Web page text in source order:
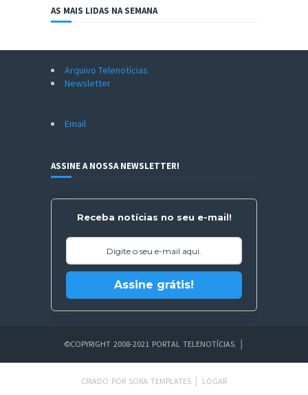
AS MAIS LIDAS NA SEMANA
Arquivo Telenotícias
Newsletter
Email
ASSINE A NOSSA NEWSLETTER!
Receba notícias no seu e-mail!
Assine grátis!
©COPYRIGHT 2008-2021 PORTAL TELENOTÍCIAS.
CRIADO POR SORA TEMPLATES LOGAR